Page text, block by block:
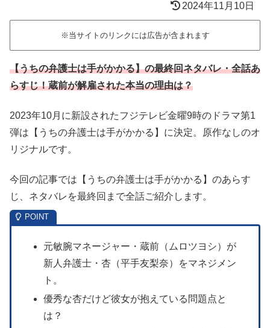
2024年11月10日
※当サイトのリンクには広告が含まれます
【うちの弁護士は手がかかる】の最終回ネタバレ・全話あ
らすじ！蔵前が解雇された本当の理由は？
2023年10月に新設されたフジテレビ金曜9時のドラマ第1
弾は【うちの弁護士は手がかかる】に決定。原作なしのオ
リジナルです。
今回の記事では【うちの弁護士は手がかかる】のあらす
じ、ネタバレを最終回まで全話ご紹介します。
元敏腕マネージャー・蔵前（ムロツヨシ）が
新人弁護士・杏（平手友梨奈）をマネジメン
ト。
優秀な杏だけど彼女が抱えている問題点と
は？